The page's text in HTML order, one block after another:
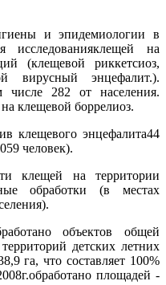
и эпидемиологии в
исследованияклещей на
(клещевой риккетсиоз,
вирусный энцефалит.).
282 от населения.
клещевой боррелиоз.
клещевого энцефалита44
человек).
клещей на территории
обработки (в местах
объектов общей
детских летних
га, что составляет 100%
площадей -